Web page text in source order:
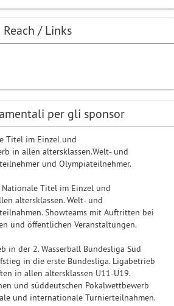
Reach / Links
per gli sponsor
Titel im Einzel und
in allen altersklassen.Welt- und
und Olympiateilnehmer.
Nationale Titel im Einzel und
altersklassen. Welt- und
Showteams mit Auftritten bei
und öffentlichen Veranstaltungen.
in der 2. Wasserball Bundesliga Süd
in die erste Bundesliga. Ligabetrieb
in allen altersklassen U11-U19.
und süddeutschen Pokalwettbewerb
und internationale Turnierteilnahmen.